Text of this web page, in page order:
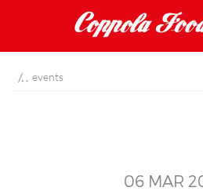
events
06 MAR